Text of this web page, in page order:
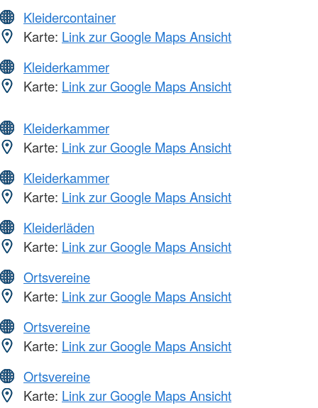
Kleidercontainer
Karte: Link zur Google Maps Ansicht
Kleiderkammer
Karte: Link zur Google Maps Ansicht
Kleiderkammer
Karte: Link zur Google Maps Ansicht
Kleiderkammer
Karte: Link zur Google Maps Ansicht
Kleiderläden
Karte: Link zur Google Maps Ansicht
Ortsvereine
Karte: Link zur Google Maps Ansicht
Ortsvereine
Karte: Link zur Google Maps Ansicht
Ortsvereine
Karte: Link zur Google Maps Ansicht